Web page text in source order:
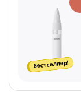
бестселлер!